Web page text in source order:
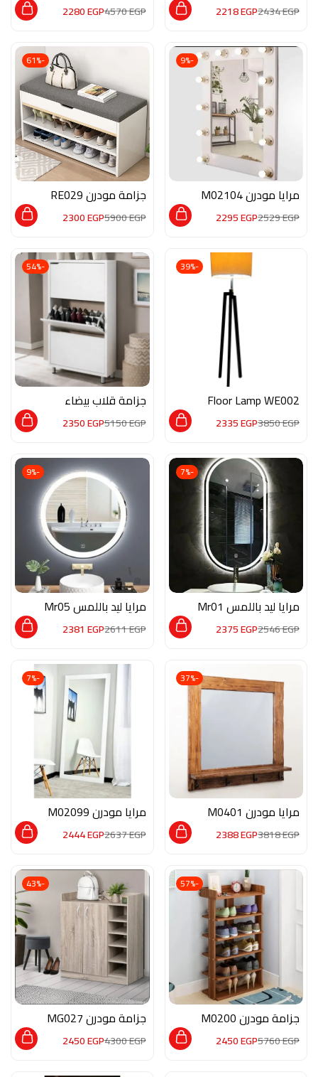
2434EGP
2218EGP
4570EGP
2280EGP
-9%
مرايا مودرن M02104
2529EGP
2295EGP
-61%
جزامة مودرن RE029
5900EGP
2300EGP
-39%
Floor Lamp WE002
3850EGP
2335EGP
-54%
جزامة قلاب بيضاء
M010
5150EGP
2350EGP
-7%
مرايا ليد باللمس Mr01
2546EGP
2375EGP
-9%
مرايا ليد باللمس Mr05
2611EGP
2381 EGP
-37%
مرايا مودرن M0401
3818EGP
2388EGP
-7%
مرايا مودرن M02099
2637EGP
2444EGP
-57%
جزامة مودرن M0200
5760EGP
2450EGP
-43%
جزامة مودرن MG027
4300EGP
2450EGP